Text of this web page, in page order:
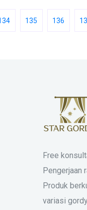
135 136
Free
Pengerjaan
Produk
variasi